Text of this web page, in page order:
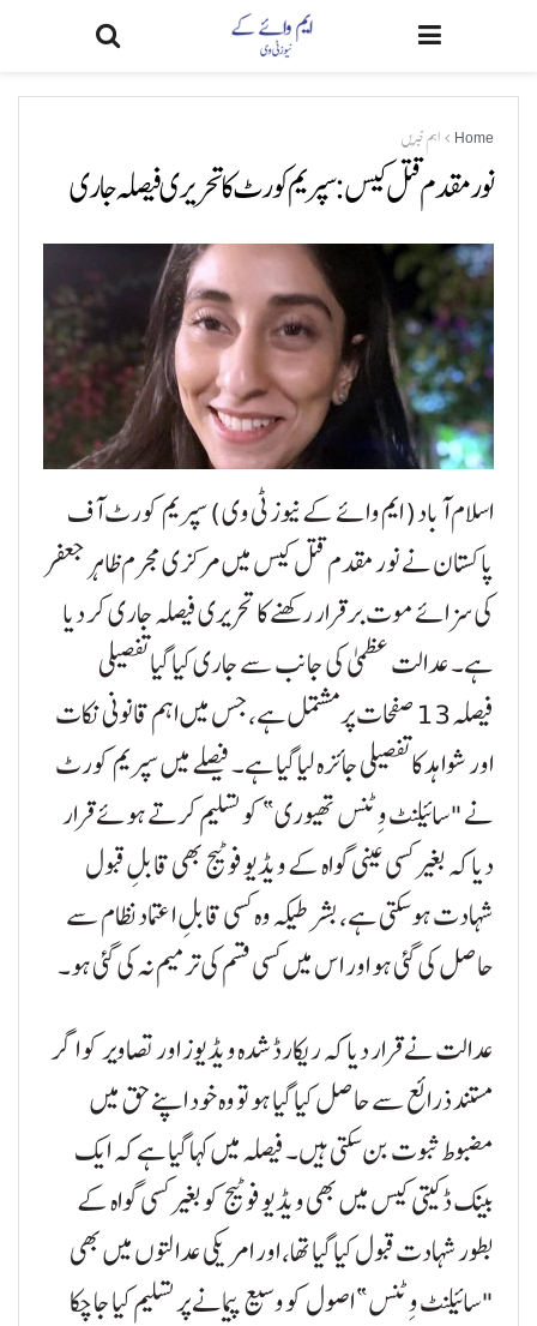
Home اہم خبریں
نور مقدم قتل کیس: سپریم کورٹ کا تحریری فیصلہ جاری
اسلام آباد ( ایم وائے کے نیوز ٹی وی ) سپریم کورٹ آف
پاکستان نے نور مقدم قتل کیس میں مرکزی مجرم ظاہر جعفر
کی سزائے موت برقرار رکھنے کا تحریری فیصلہ جاری کر دیا
ہے۔ عدالت عظمیٰ کی جانب سے جاری کیا گیا تفصیلی
فیصلہ 13 صفحات پر مشتمل ہے، جس میں اہم قانونی نکات
اور شواہد کا تفصیلی جائزہ لیا گیا ہے۔ فیصلے میں سپریم کورٹ
نے "سائلنٹ وِٹنس تھیوری” کو تسلیم کرتے ہوئے قرار
دیا کہ بغیر کسی عینی گواہ کے ویڈیو فوٹیج بھی قابلِ قبول
شہادت ہو سکتی ہے، بشرطیکہ وہ کسی قابلِ اعتماد نظام سے
حاصل کی گئی ہو اور اس میں کسی قسم کی ترمیم نہ کی گئی ہو۔
عدالت نے قرار دیا کہ ریکارڈ شدہ ویڈیوز اور تصاویر کو اگر
مستند ذرائع سے حاصل کیا گیا ہو تو وہ خود اپنے حق میں
مضبوط ثبوت بن سکتی ہیں۔ فیصلہ میں کہا گیا ہے کہ ایک
بینک ڈکیتی کیس میں بھی ویڈیو فوٹیج کو بغیر کسی گواہ کے
بطور شہادت قبول کیا گیا تھا، اور امریکی عدالتوں میں بھی
"سائلنٹ وِٹنس” اصول کو وسیع پیمانے پر تسلیم کیا جا چکا